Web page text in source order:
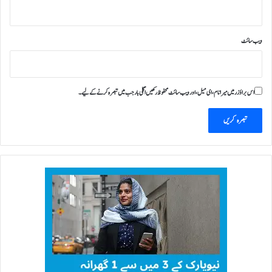
ویب‌ سائٹ
اس براؤزر میں میرا نام، ای میل، اور ویب سائٹ محفوظ رکھیں اگلی بار جب میں تبصرہ کرنے کےلیے۔